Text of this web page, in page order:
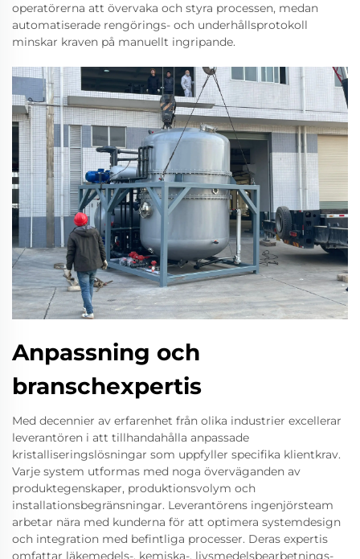
operatörerna att övervaka och styra processen, medan
automatiserade rengörings- och underhållsprotokoll
minskar kraven på manuellt ingripande.
Anpassning och
branschexpertis
Med decennier av erfarenhet från olika industrier excellerar
leverantören i att tillhandahålla anpassade
kristalliseringslösningar som uppfyller specifika klientkrav.
Varje system utformas med noga överväganden av
produktegenskaper, produktionsvolym och
installationsbegränsningar. Leverantörens ingenjörsteam
arbetar nära med kunderna för att optimera systemdesign
och integration med befintliga processer. Deras expertis
omfattar läkemedels-, kemiska-, livsmedelsbearbetnings-